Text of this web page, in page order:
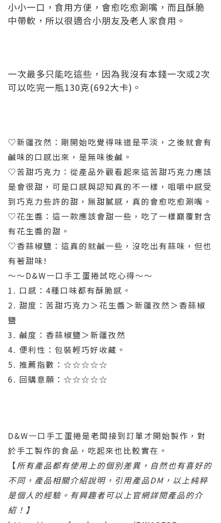
小小一口，食用方便，會愈吃愈涮嘴，而且酥脆
中帶軟，所以很適合小朋友及老人家食用。
一次最多只能吃這些，因為我沒有本錢一次或2次
可以吃完一瓶130克(692大卡)。
♡新疆孜然：剛開始吃覺得味道是平淡，之後就會有
鹹味的口感出來，是無味後鹹。
♡苦甜巧克力：從產品外觀看起來這苦甜巧克力應該
是會很甜，可是口感與認知真的不一樣，咀嚼中感受
到巧克力些許的甜，無甜膩感，真的會愈吃愈涮嘴。
♡花生醬：這一款應該會甜一些，吃了一樣巔覆對含
有花生醬的甜。
♡香蒜椒鹽：這真的就鹹一些，沒吃出有蒜味，但也
有著甜味!
～～D&W一口手工蛋捲試吃心得～～
1. 口感：4種口味都有酥脆感。
2. 甜度：苦甜巧克力＞花生醬＞新疆孜然＞香蒜椒
鹽
3. 鹹度：香蒜椒鹽＞新疆孜然
4. 便利性：包裝輕巧好收藏。
5. 推薦指數：☆☆☆☆☆
6. 回購意願：☆☆☆☆☆
D&W一口手工蛋捲是老闆接到訂單才開始製作，對
於手工製作的食品，吃起來也比較實在。
【所有產品都有使用上的個別差異，自然也有喜好的
不同， 產品相關介紹說明，引用產品DM，以上純粹
是個人的經驗。有興趣者可以上官網詳閱產品的介
紹！】